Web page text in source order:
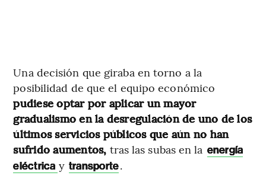
Una decisión que giraba en torno a la
posibilidad de que el equipo económico
pudiese optar por aplicar un mayor
gradualismo en la desregulación de uno de los
últimos servicios públicos que aún no han
sufrido aumentos, tras las subas en la energía
eléctrica y transporte.